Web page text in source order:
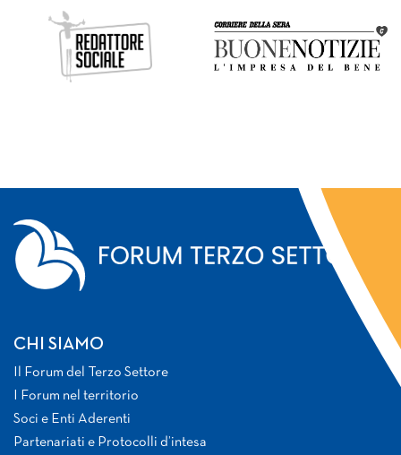
CHI SIAMO
Il Forum del Terzo Settore
I Forum nel territorio
Soci e Enti Aderenti
Partenariati e Protocolli d’intesa